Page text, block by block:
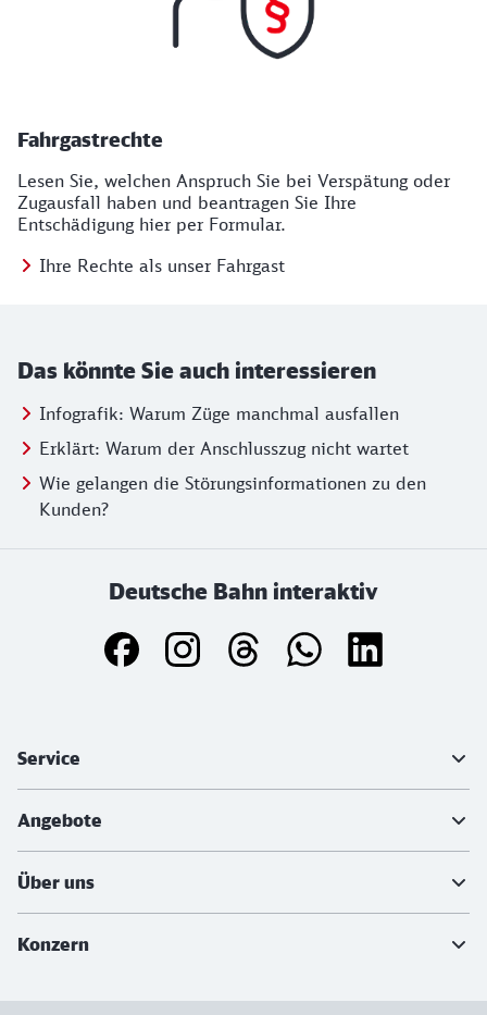
Fahrgastrechte
Lesen Sie, welchen Anspruch Sie bei Verspätung oder
Zugausfall haben und beantragen Sie Ihre
Entschädigung hier per Formular.
Ihre Rechte als unser Fahrgast
Das könnte Sie auch interessieren
Infografik: Warum Züge manchmal ausfallen
Erklärt: Warum der Anschlusszug nicht wartet
Wie gelangen die Störungsinformationen zu den
Kunden?
Deutsche Bahn interaktiv
Service
Angebote
Über uns
Konzern